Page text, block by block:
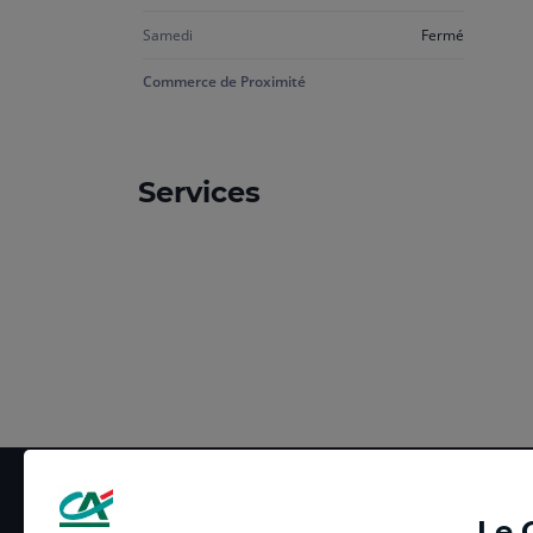
Samedi Fermé
Commerce de Proximité
Services